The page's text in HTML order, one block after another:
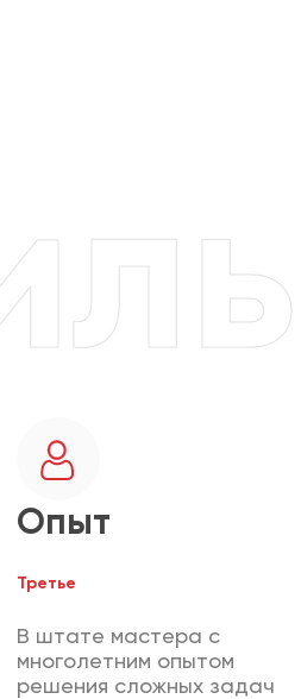
Опыт
Третье
В штате мастера с
многолетним опытом
решения сложных задач